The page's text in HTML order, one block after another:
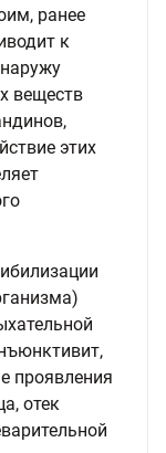
ранее
к
веществ
этих
проявления
отек